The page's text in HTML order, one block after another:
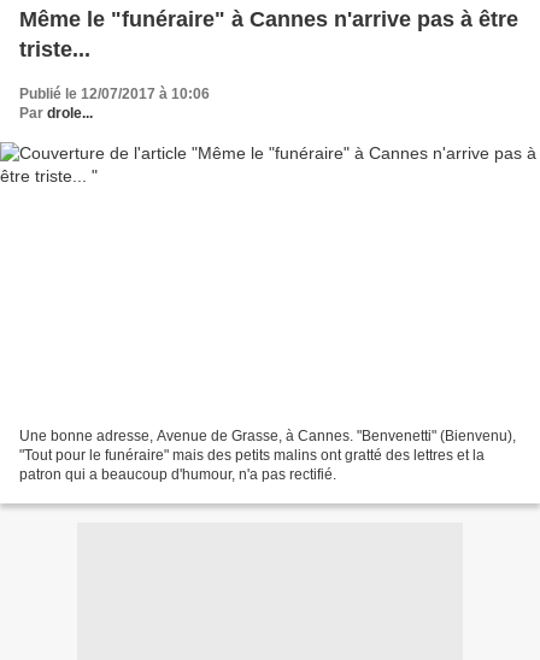
Même le "funéraire" à Cannes n'arrive pas à être
triste...
Publié le 12/07/2017 à 10:06
Par drole...
Une bonne adresse, Avenue de Grasse, à Cannes. "Benvenetti" (Bienvenu),
"Tout pour le funéraire" mais des petits malins ont gratté des lettres et la
patron qui a beaucoup d'humour, n'a pas rectifié.